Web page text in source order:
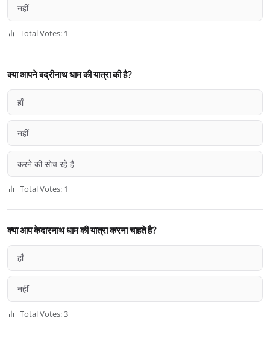
नहीं
Total Votes: 1
क्या आपने बद्रीनाथ धाम की यात्रा की है?
हाँ
नहीं
करने की सोच रहे है
Total Votes: 1
क्या आप केदारनाथ धाम की यात्रा करना चाहते है?
हाँ
नहीं
Total Votes: 3